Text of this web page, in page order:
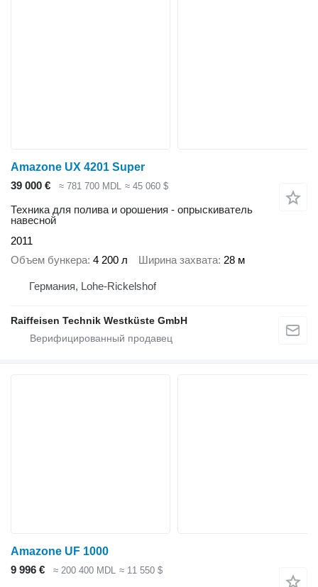
Amazone UX 4201 Super
39 000 €
≈ 781 700 MDL ≈ 45 060 $
Техника для полива и орошения - опрыскиватель
навесной
2011
Объем бункера 4 200 л Ширина захвата 28 м
Германия, Lohe-Rickelshof
Raiffeisen Technik Westküste GmbH
Amazone UF 1000
9 996 €
≈ 200 400 MDL ≈ 11 550 $